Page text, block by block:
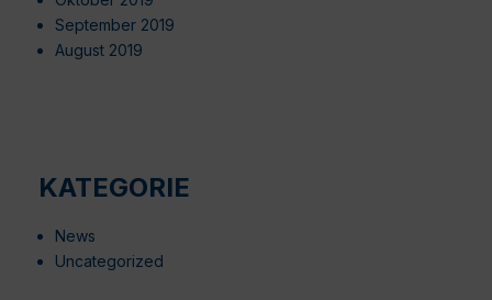
September 2019
August 2019
KATEGORIE
News
Uncategorized